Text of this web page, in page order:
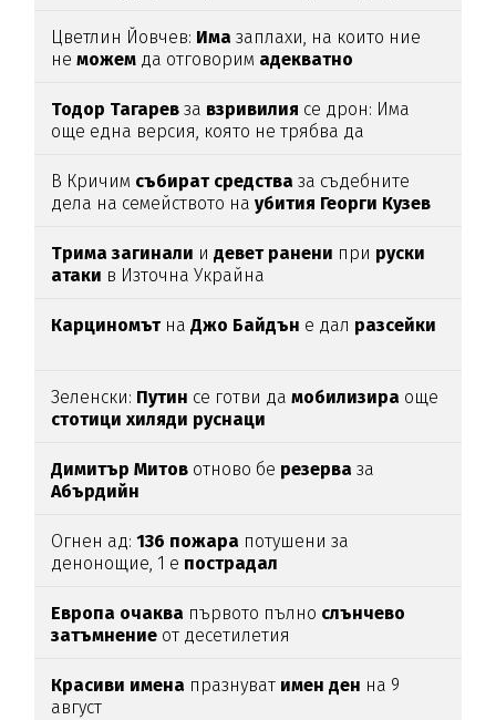
Цветлин Йовчев: Има заплахи, на които ние
неможем да отговорим адекватно
Тодор Тагарев за взривилия се дрон: Има
още една версия, която не трябва да
В Кричим събират средства за съдебните
дела на семейството наубития Георги Кузев
Трима загинали идевет ранени при руски
атаки в Източна Украйна
КарциномътнаДжо Байдън е дал разсейки
Зеленски: Путин се готви дамобилизира още
стотици хиляди руснаци
Димитър Митов отново бе резерва за
Абърдийн
Огнен ад:136 пожара потушени за
денонощие, 1 е пострадал
Европа очаква първото пълно слънчево
затъмнение от десетилетия
Красиви имена празнуват имен ден на 9
август